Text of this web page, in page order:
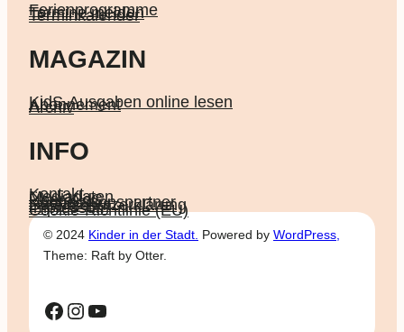
Ferienprogramme
Termine melden
Terminkalender
MAGAZIN
KidS-Ausgaben online lesen
Abonnement
Archiv
INFO
Kontakt
Mediadaten
Über KidS
Kooperationspartner
Datenschutz­erklärung
Impressum
Cookie-Richtlinie (EU)
© 2024 Kinder in der Stadt. Powered by WordPress,
Theme: Raft by Otter.
Facebook
Instagram
YouTube